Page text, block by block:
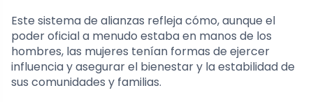
Este sistema de alianzas refleja cómo, aunque el
poder oficial a menudo estaba en manos de los
hombres, las mujeres tenían formas de ejercer
influencia y asegurar el bienestar y la estabilidad de
sus comunidades y familias.